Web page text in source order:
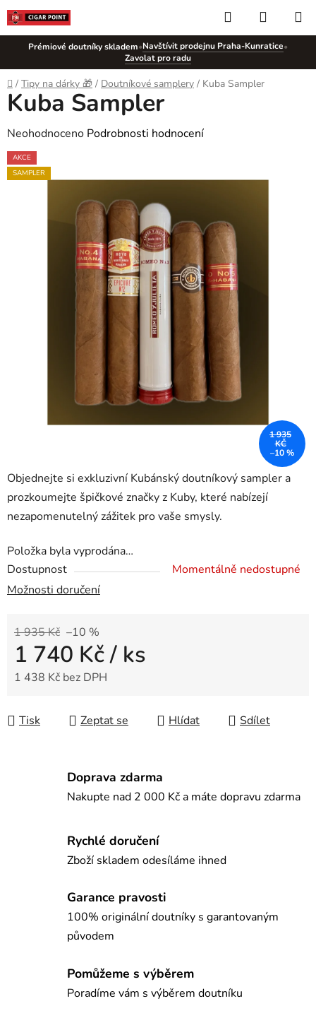
Přejít
na
obsah
Prémiové doutníky skladem•Navštívit prodejnu Praha-Kunratice•
Zavolat pro radu
Hledat
KOŠÍK
Domů
/ Tipy na dárky 🎁 / Doutníkové samplery / Kuba Sampler
Objednejte si exkluzivní Kubánský doutníkový sampler a
prozkoumejte špičkové značky z Kuby, které nabízejí
nezapomenutelný zážitek pro vaše smysly.
Položka byla vyprodána…
Dostupnost
Momentálně nedostupné
Možnosti doručení
1 935 Kč –10 %
1 740 Kč/ ks
1 438 Kč bez DPH
Tisk
Zeptat se Hlídat Sdílet
Kuba Sampler
Průměrné
hodnocení
produktu
Neohodnoceno Podrobnosti hodnocení
AKCE
SAMPLER
1 935
KČ
–10 %
Doprava zdarma
Nakupte nad 2 000 Kč a máte dopravu zdarma
Rychlé doručení
Zboží skladem odesíláme ihned
Garance pravosti
100% originální doutníky s garantovaným
původem
Pomůžeme s výběrem
Poradíme vám s výběrem doutníku